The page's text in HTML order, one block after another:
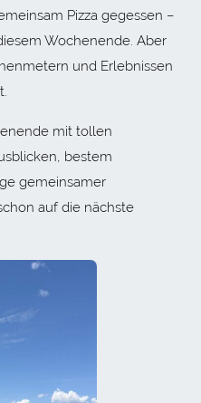
Pizza gegessen –
Wochenende. Aber
und Erlebnissen
mit tollen
bestem
gemeinsamer
auf die nächste